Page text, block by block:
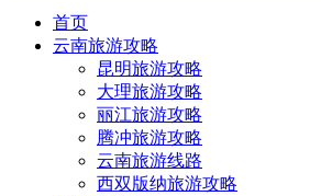
首页
云南旅游攻略
昆明旅游攻略
大理旅游攻略
丽江旅游攻略
腾冲旅游攻略
云南旅游线路
西双版纳旅游攻略